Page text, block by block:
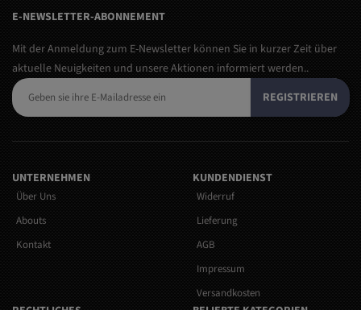
E-NEWSLETTER-ABONNEMENT
Mit der Anmeldung zum E-Newsletter können Sie in kurzer Zeit über
aktuelle Neuigkeiten und unsere Aktionen informiert werden..
REGISTRIEREN
UNTERNEHMEN
Über Uns
Abouts
Kontakt
KUNDENDIENST
Widerruf
Lieferung
AGB
Impressum
Versandkosten